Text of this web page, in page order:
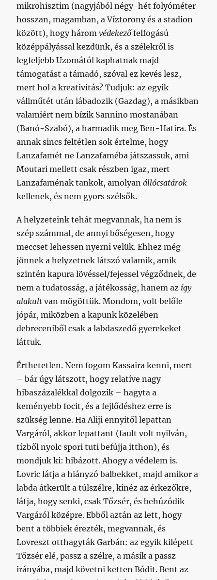
mikrohisztim (nagyjából négy-hét folyóméter
hosszan, magamban, a Víztorony és a stadion
között), hogy háromvédekezőfelfogású
középpályással kezdünk, és a szélekről is
legfeljebb Uzomától kaphatnak majd
támogatást a támadó, szóval ez kevés lesz,
mert hol a kreativitás? Tudjuk: az egyik
vállműtét után lábadozik (Gazdag), a másikban
valamiért nem bízik Sannino mostanában
(Banó-Szabó), a harmadik meg Ben-Hatira. És
annak sincs feltétlen sok értelme, hogy
Lanzafamét ne Lanzafaméba játszassuk, ami
Moutari mellett csak részben igaz, mert
Lanzafaménak tankok, amolyanállócsatárok
kellenek, és nem gyors szélsők.
A helyzeteink tehát megvannak, ha nem is
szép számmal, de annyi bőségesen, hogy
meccset lehessen nyerni velük. Ehhez még
jönnek a helyzetnek látszó valamik, amik
szintén kapura lövéssel/fejessel végződnek, de
nem a tudatosság, a játékosság, hanem az így
alakult van mögöttük. Mondom, volt belőle
jópár, miközben a kapunk közelében
debreceniből csak a labdaszedő gyerekeket
láttuk.
Érthetetlen. Nem fogom Kassaira kenni, mert
– bár úgy látszott, hogy relatíve nagy
hibaszázalékkal dolgozik – hagyta a
keményebb focit, és a fejlődéshez erre is
szükség lenne. Ha Aliji ennyitől lepattan
Vargáról, akkor lepattant (fault volt nyilván,
tízből nyolc spori tuti befújja itthon), és
mondjuk ki: hibázott. Ahogy a védelem is.
Lovric látja a hiányzó balbekket, majd amikor a
labda átkerült a túlszélre, kinéz az érkezőkre,
látja, hogy senki, csak Tőzsér, és behúzódik
Vargáról középre. Ebből aztán az lett, hogy
bent a többiek érezték, megvannak, és
Lovreszt otthagyták Garbán: az egyik kilépett
Tőzsér elé, passz a szélre, a másik a passz
irányába, majd követni ketten Bódit. Bent az